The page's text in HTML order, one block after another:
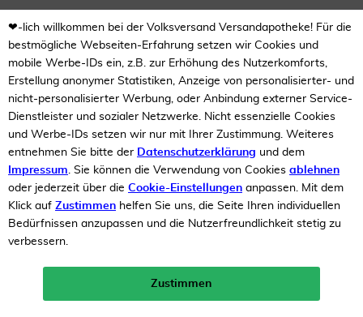
10%
Neukunden-Rabatt ab 49€!
mehr erfahren >
Unsere Auszeichnungen
❤-lich willkommen bei der Volksversand Versandapotheke! Für die
bestmögliche Webseiten-Erfahrung setzen wir Cookies und
mobile Werbe-IDs ein, z.B. zur Erhöhung des Nutzerkomforts,
Erstellung anonymer Statistiken, Anzeige von personalisierter- und
nicht-personalisierter Werbung, oder Anbindung externer Service-
Dienstleister und sozialer Netzwerke. Nicht essenzielle Cookies
und Werbe-IDs setzen wir nur mit Ihrer Zustimmung. Weiteres
entnehmen Sie bitte der Datenschutzerklärung und dem
Impressum. Sie können die Verwendung von Cookies ablehnen
oder jederzeit über die Cookie-Einstellungen anpassen. Mit dem
Klick auf Zustimmen helfen Sie uns, die Seite Ihren individuellen
Bedürfnissen anzupassen und die Nutzerfreundlichkeit stetig zu
verbessern.
Zustimmen